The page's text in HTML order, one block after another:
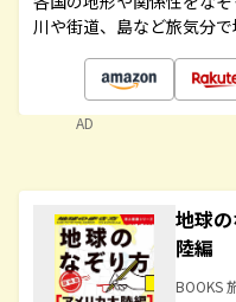
川や街道、島など旅気分
AD
地球
陸編
BOOKS